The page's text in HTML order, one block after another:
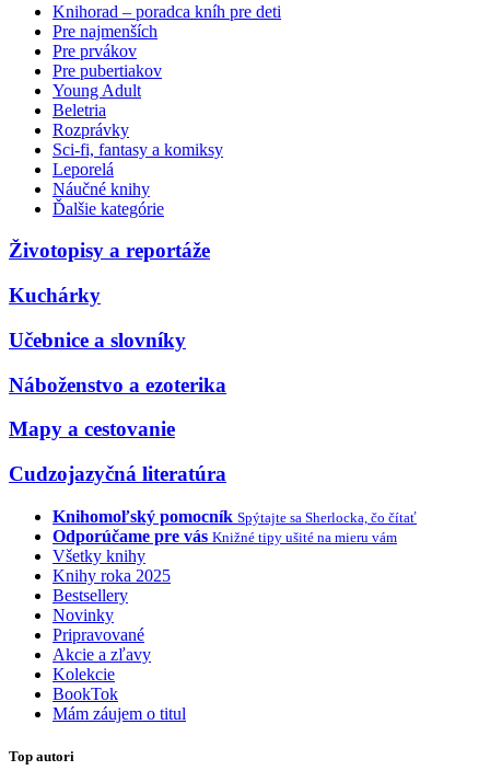
Knihorad – poradca kníh pre deti
Pre najmenších
Pre prvákov
Pre pubertiakov
Young Adult
Beletria
Rozprávky
Sci-fi, fantasy a komiksy
Leporelá
Náučné knihy
Ďalšie kategórie
Životopisy a reportáže
Kuchárky
Učebnice a slovníky
Náboženstvo a ezoterika
Mapy a cestovanie
Cudzojazyčná literatúra
Knihomoľský pomocník Spýtajte sa Sherlocka, čo čítať
Odporúčame pre vás Knižné tipy ušité na mieru vám
Všetky knihy
Knihy roka 2025
Bestsellery
Novinky
Pripravované
Akcie a zľavy
Kolekcie
BookTok
Mám záujem o titul
Top autori